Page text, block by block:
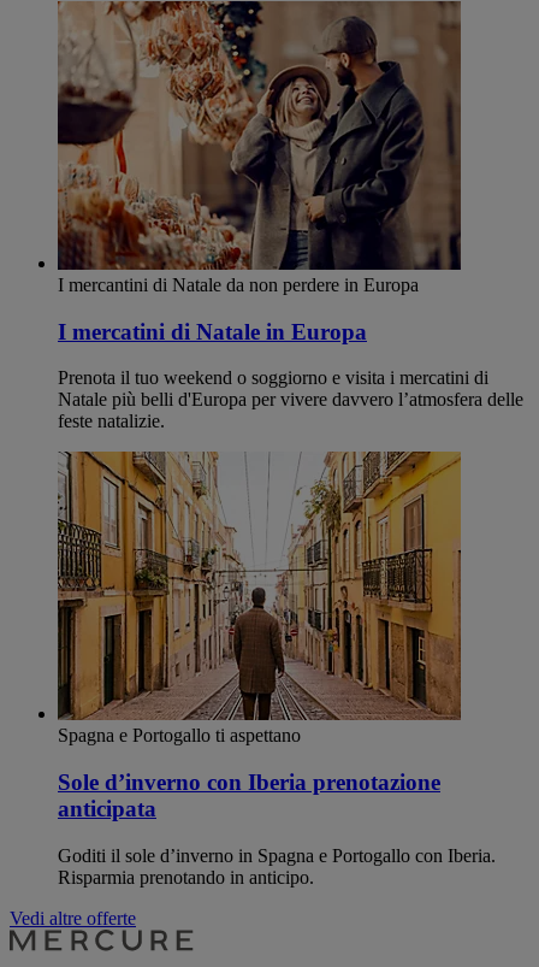
I mercantini di Natale da non perdere in Europa
I mercatini di Natale in Europa
Prenota il tuo weekend o soggiorno e visita i mercatini di
Natale più belli d'Europa per vivere davvero l’atmosfera delle
feste natalizie.
Spagna e Portogallo ti aspettano
Sole d’inverno con Iberia prenotazione
anticipata
Goditi il sole d’inverno in Spagna e Portogallo con Iberia.
Risparmia prenotando in anticipo.
Vedi altre offerte